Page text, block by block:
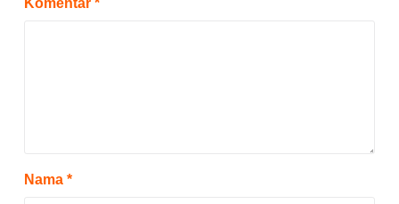
Komentar *
Nama *